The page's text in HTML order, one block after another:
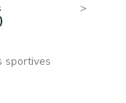
sportives